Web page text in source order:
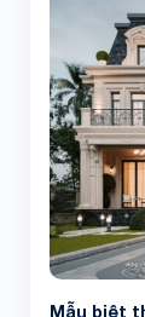
Mẫu biệt